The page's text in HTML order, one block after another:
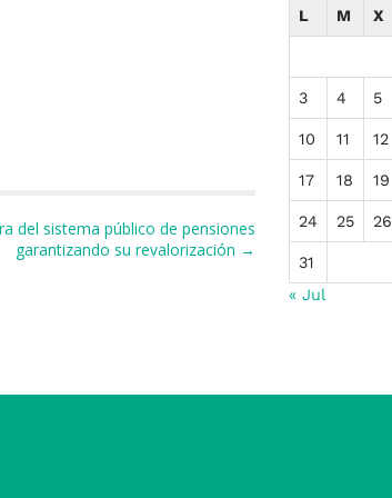
del sistema público de pensiones
garantizando su revalorización →
L M X
3 4 5
10 11 12
17 18 19
24 25 26
31
« Jul